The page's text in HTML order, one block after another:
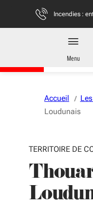
Vous naviguez en mode
Incendies :
Territoires
enMenu
Accueil
Loudunais
TERRITOIRE DE